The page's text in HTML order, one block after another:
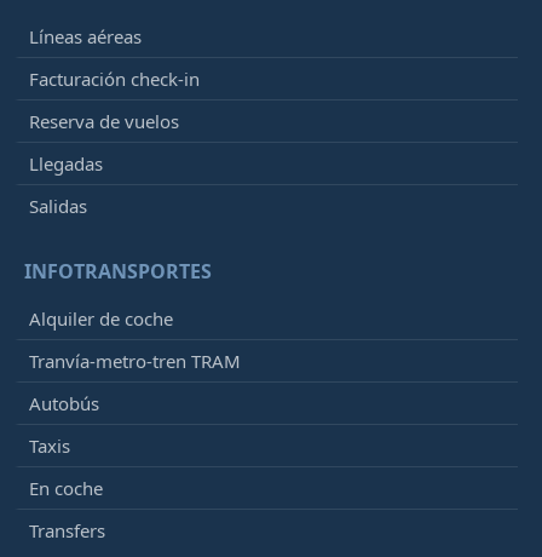
Líneas aéreas
Facturación check-in
Reserva de vuelos
Llegadas
Salidas
INFOTRANSPORTES
Alquiler de coche
Tranvía-metro-tren TRAM
Autobús
Taxis
En coche
Transfers